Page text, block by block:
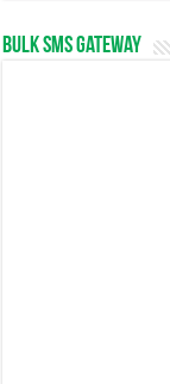
Bulk SMS Gateway